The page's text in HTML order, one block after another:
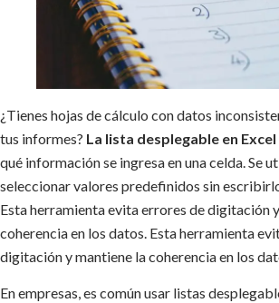
¿Tienes hojas de cálculo con datos
tus informes? La lista desplegable en Excel
qué información se ingresa en una celda. Se
seleccionar valores predefinidos sin
Esta herramienta evita errores de digitación
coherencia en los datos. Esta herramienta
digitación y mantiene la coherencia en los
En empresas, es común usar listas